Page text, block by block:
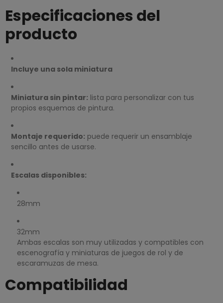
Especificaciones del
producto
Incluye una sola miniatura
Miniatura sin pintar: lista para personalizar con tus
propios esquemas de pintura.
Montaje requerido: puede requerir un ensamblaje
sencillo antes de usarse.
Escalas disponibles:
28mm
32mm
Ambas escalas son muy utilizadas y compatibles con
escenografía y miniaturas de juegos de rol y de
escaramuzas de mesa.
Compatibilidad